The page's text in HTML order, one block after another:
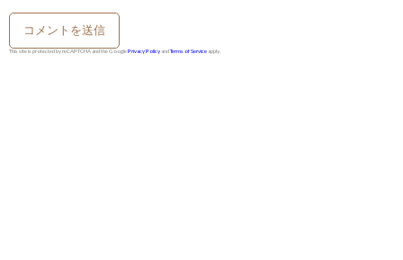
This site is protected by reCAPTCHA and the GooglePrivacy Policy andTerms of Service apply.